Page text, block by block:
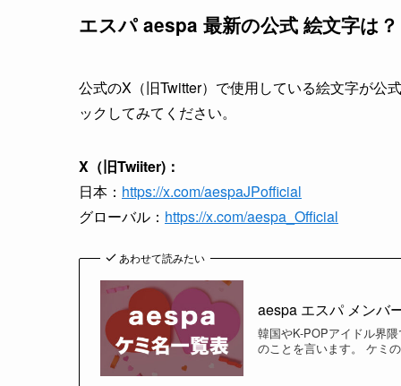
エスパ aespa 最新の公式 絵文字は？
公式のX（旧Twitter）で使用している絵文字が公
ックしてみてください。
X（旧Twiiter)：
日本： https://x.com/aespaJPofficial
グローバル： https://x.com/aespa_Official
あわせて読みたい
aespa エスパ メンバ
韓国やK-POPアイドル界
のことを言います。 ケミ